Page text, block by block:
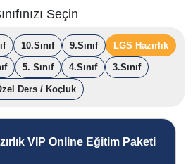
Seçin
10.Sınıf 9.Sınıf LGS Hazırlık
5. Sınıf 4.Sınıf 3.Sınıf
Ders / Koçluk
VIP Online Eğitim Paketi